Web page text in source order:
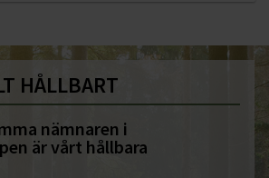
HÅLLBART
nämnaren i
är vårt hållbara